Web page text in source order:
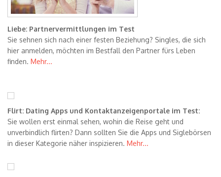
Liebe: Partnervermittlungen im Test
Sie sehnen sich nach einer festen Beziehung? Singles, die sich
hier anmelden, möchten im Bestfall den Partner fürs Leben
finden. Mehr...
Flirt: Dating Apps und Kontaktanzeigenportale im Test:
Sie wollen erst einmal sehen, wohin die Reise geht und
unverbindlich flirten? Dann sollten Sie die Apps und Siglebörsen
in dieser Kategorie näher inspizieren. Mehr...